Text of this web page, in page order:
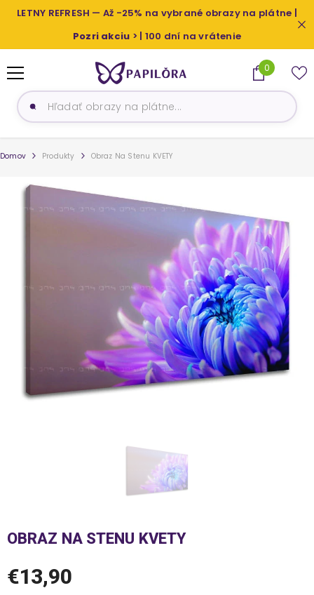
PRESKOČIŤ NA OBSAH
LETNY REFRESH — Až -25% na vybrané obrazy na plátne |
Pozri akciu > | 100 dní na vrátenie
0
0
produkty
Domov Produkty Obraz Na Stenu KVETY
OBRAZ NA STENU KVETY
€13,90